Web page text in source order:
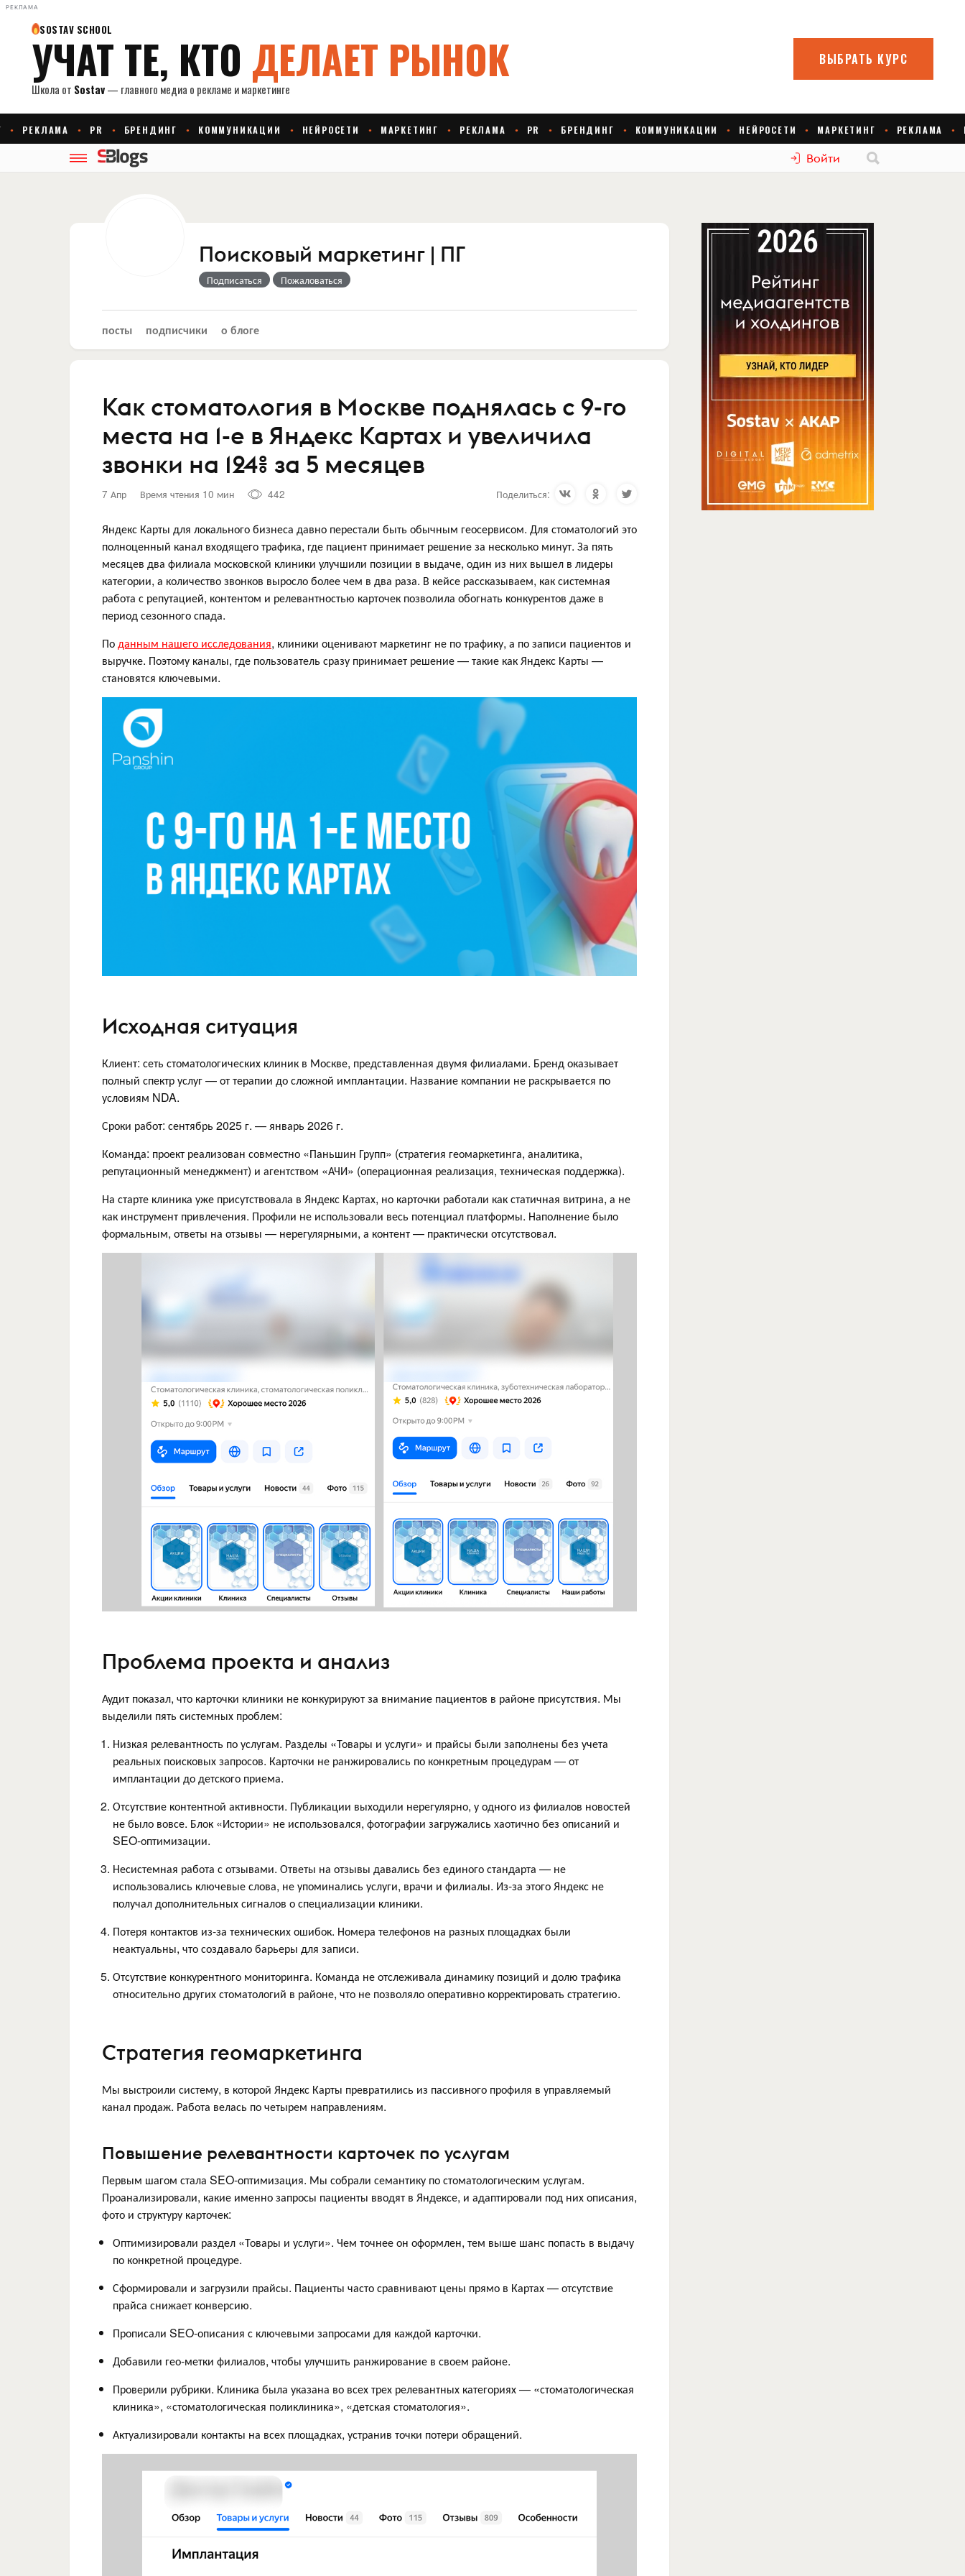
РЕКЛАМА
Войти
Поисковый маркетинг | ПГ
Подписаться Пожаловаться
посты подписчики о блоге
Как стоматология в Москве поднялась с 9-го
места на 1-е в Яндекс Картах и увеличила
звонки на 124% за 5 месяцев
7 Апр Время чтения 10 мин 442 Поделиться:
Яндекс Карты для локального бизнеса давно перестали быть обычным геосервисом. Для стоматологий это
полноценный канал входящего трафика, где пациент принимает решение за несколько минут. За пять
месяцев два филиала московской клиники улучшили позиции в выдаче, один из них вышел в лидеры
категории, а количество звонков выросло более чем в два раза. В кейсе рассказываем, как системная
работа с репутацией, контентом и релевантностью карточек позволила обогнать конкурентов даже в
период сезонного спада.
Поданным нашего исследования, клиники оценивают маркетинг не по трафику, а по записи пациентов и
выручке. Поэтому каналы, где пользователь сразу принимает решение — такие как Яндекс Карты —
становятся ключевыми.
Исходная ситуация
Клиент: сеть стоматологических клиник в Москве, представленная двумя филиалами. Бренд оказывает
полный спектр услуг — от терапии до сложной имплантации. Название компании не раскрывается по
условиям NDA.
Сроки работ: сентябрь 2025 г. — январь 2026 г.
Команда: проект реализован совместно «Паньшин Групп» (стратегия геомаркетинга, аналитика,
репутационный менеджмент) и агентством «АЧИ» (операционная реализация, техническая поддержка).
На старте клиника уже присутствовала в Яндекс Картах, но карточки работали как статичная витрина, а не
как инструмент привлечения. Профили не использовали весь потенциал платформы. Наполнение было
формальным, ответы на отзывы — нерегулярными, а контент — практически отсутствовал.
Проблема проекта и анализ
Аудит показал, что карточки клиники не конкурируют за внимание пациентов в районе присутствия. Мы
выделили пять системных проблем:
Низкая релевантность по услугам. Разделы «Товары и услуги» и прайсы были заполнены без учета
реальных поисковых запросов. Карточки не ранжировались по конкретным процедурам — от
имплантации до детского приема.
Отсутствие контентной активности. Публикации выходили нерегулярно, у одного из филиалов новостей
не было вовсе. Блок «Истории» не использовался, фотографии загружались хаотично без описаний и
SEO-оптимизации.
Несистемная работа с отзывами. Ответы на отзывы давались без единого стандарта — не
использовались ключевые слова, не упоминались услуги, врачи и филиалы. Из-за этого Яндекс не
получал дополнительных сигналов о специализации клиники.
Потеря контактов из-за технических ошибок. Номера телефонов на разных площадках были
неактуальны, что создавало барьеры для записи.
Отсутствие конкурентного мониторинга. Команда не отслеживала динамику позиций и долю трафика
относительно других стоматологий в районе, что не позволяло оперативно корректировать стратегию.
Стратегия геомаркетинга
Мы выстроили систему, в которой Яндекс Карты превратились из пассивного профиля в управляемый
канал продаж. Работа велась по четырем направлениям.
Повышение релевантности карточек по услугам
Первым шагом стала SEO-оптимизация. Мы собрали семантику по стоматологическим услугам.
Проанализировали, какие именно запросы пациенты вводят в Яндексе, и адаптировали под них описания,
фото и структуру карточек:
Оптимизировали раздел «Товары и услуги». Чем точнее он оформлен, тем выше шанс попасть в выдачу
по конкретной процедуре.
Сформировали и загрузили прайсы. Пациенты часто сравнивают цены прямо в Картах — отсутствие
прайса снижает конверсию.
Прописали SEO-описания с ключевыми запросами для каждой карточки.
Добавили гео-метки филиалов, чтобы улучшить ранжирование в своем районе.
Проверили рубрики. Клиника была указана во всех трех релевантных категориях — «стоматологическая
клиника», «стоматологическая поликлиника», «детская стоматология».
Актуализировали контакты на всех площадках, устранив точки потери обращений.